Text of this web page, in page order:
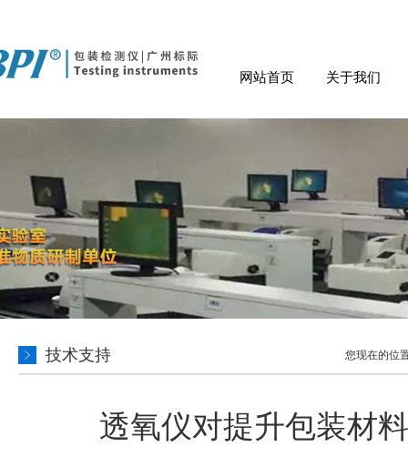
网站首页 关于我们
技术支持 您现在的位
透氧仪对提升包装材